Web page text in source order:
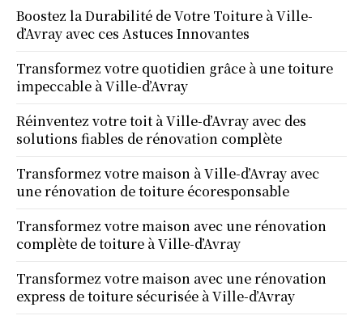
Boostez la Durabilité de Votre Toiture à Ville-
d’Avray avec ces Astuces Innovantes
Transformez votre quotidien grâce à une toiture
impeccable à Ville-d’Avray
Réinventez votre toit à Ville-d’Avray avec des
solutions fiables de rénovation complète
Transformez votre maison à Ville-d’Avray avec
une rénovation de toiture écoresponsable
Transformez votre maison avec une rénovation
complète de toiture à Ville-d’Avray
Transformez votre maison avec une rénovation
express de toiture sécurisée à Ville-d’Avray